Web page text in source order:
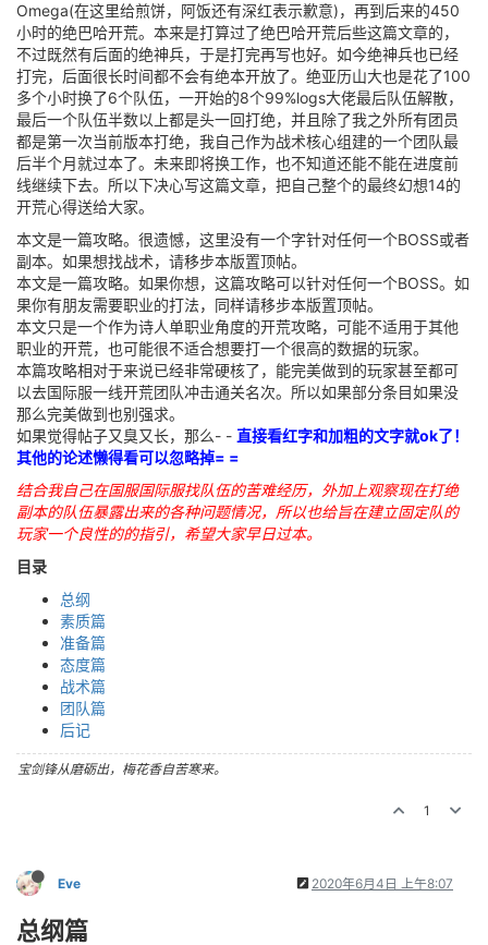
Omega(在这里给煎饼，阿饭还有深红表示歉意)，再到后来的450
小时的绝巴哈开荒。本来是打算过了绝巴哈开荒后些这篇文章的，
不过既然有后面的绝神兵，于是打完再写也好。如今绝神兵也已经
打完，后面很长时间都不会有绝本开放了。绝亚历山大也是花了100
多个小时换了6个队伍，一开始的8个99%logs大佬最后队伍解散，
最后一个队伍半数以上都是头一回打绝，并且除了我之外所有团员
都是第一次当前版本打绝，我自己作为战术核心组建的一个团队最
后半个月就过本了。未来即将换工作，也不知道还能不能在进度前
线继续下去。所以下决心写这篇文章，把自己整个的最终幻想14的
开荒心得送给大家。
本文是一篇攻略。很遗憾，这里没有一个字针对任何一个BOSS或者
副本。如果想找战术，请移步本版置顶帖。
本文是一篇攻略。如果你想，这篇攻略可以针对任何一个BOSS。如
果你有朋友需要职业的打法，同样请移步本版置顶帖。
本文只是一个作为诗人单职业角度的开荒攻略，可能不适用于其他
职业的开荒，也可能很不适合想要打一个很高的数据的玩家。
本篇攻略相对于来说已经非常硬核了，能完美做到的玩家甚至都可
以去国际服一线开荒团队冲击通关名次。所以如果部分条目如果没
那么完美做到也别强求。
如果觉得帖子又臭又长，那么- - 直接看红字和加粗的文字就ok了！
其他的论述懒得看可以忽略掉= =
结合我自己在国服国际服找队伍的苦难经历，外加上观察现在打绝
副本的队伍暴露出来的各种问题情况，所以也给旨在建立固定队的
玩家一个良性的的指引，希望大家早日过本。
目录
总纲
素质篇
准备篇
态度篇
战术篇
团队篇
后记
宝剑锋从磨砺出，梅花香自苦寒来。
1
Eve 2020年6月4日 上午8:07
总纲篇